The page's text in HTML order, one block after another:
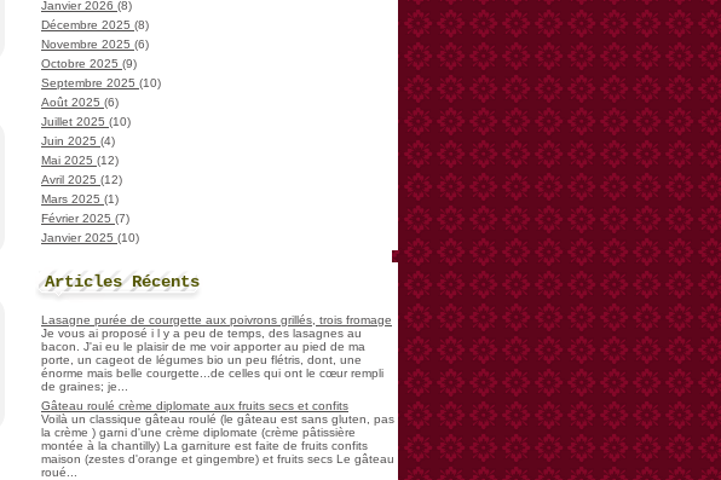
Janvier 2026 (8)
Décembre 2025 (8)
Novembre 2025 (6)
Octobre 2025 (9)
Septembre 2025 (10)
Août 2025 (6)
Juillet 2025 (10)
Juin 2025 (4)
Mai 2025 (12)
Avril 2025 (12)
Mars 2025 (1)
Février 2025 (7)
Janvier 2025 (10)
Articles Récents
Lasagne purée de courgette aux poivrons grillés, trois fromage
Je vous ai proposé i l y a peu de temps, des lasagnes au
bacon. J'ai eu le plaisir de me voir apporter au pied de ma
porte, un cageot de légumes bio un peu flétris, dont, une
énorme mais belle courgette...de celles qui ont le cœur rempli
de graines; je...
Gâteau roulé crème diplomate aux fruits secs et confits
Voilà un classique gâteau roulé (le gâteau est sans gluten, pas
la crème ) garni d'une crème diplomate (crème pâtissière
montée à la chantilly) La garniture est faite de fruits confits
maison (zestes d'orange et gingembre) et fruits secs Le gâteau
roué...